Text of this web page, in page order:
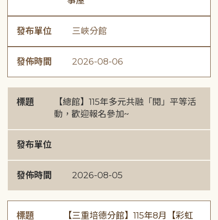
發布單位 三峽分館
發佈時間 2026-08-06
標題
【總館】115年多元共融「閱」平等活
動，歡迎報名參加~
發布單位
發佈時間 2026-08-05
標題
【三重培德分館】115年8月【彩虹